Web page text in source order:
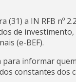
a IN RFB nº
de
(e-BEF).
informar
constantes dos